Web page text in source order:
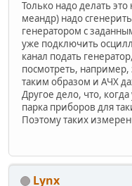
Только надо делать
меандр) надо
генератором с
уже подключить
канал подать
посмотреть, например,
таким образом и АЧХ
Другое дело, что,
парка приборов для
Поэтому таких
Lynx